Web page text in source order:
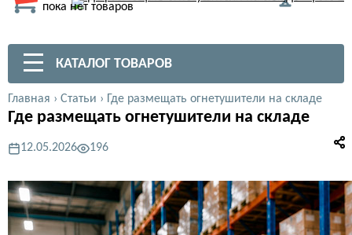
пока нет товаров
КАТАЛОГ ТОВАРОВ
Главная › Статьи › Где размещать огнетушители на складе
Где размещать огнетушители на складе
12.05.2026 196